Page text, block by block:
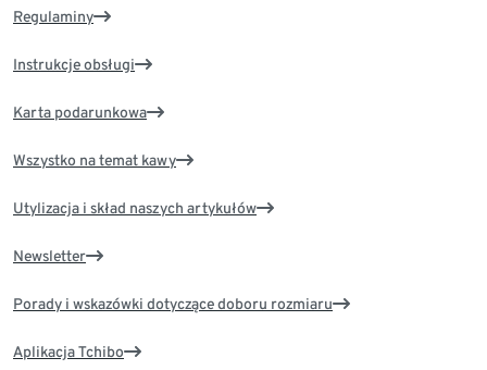
Regulaminy
Instrukcje obsługi
Karta podarunkowa
Wszystko na temat kawy
Utylizacja i skład naszych artykułów
Newsletter
Porady i wskazówki dotyczące doboru rozmiaru
Aplikacja Tchibo